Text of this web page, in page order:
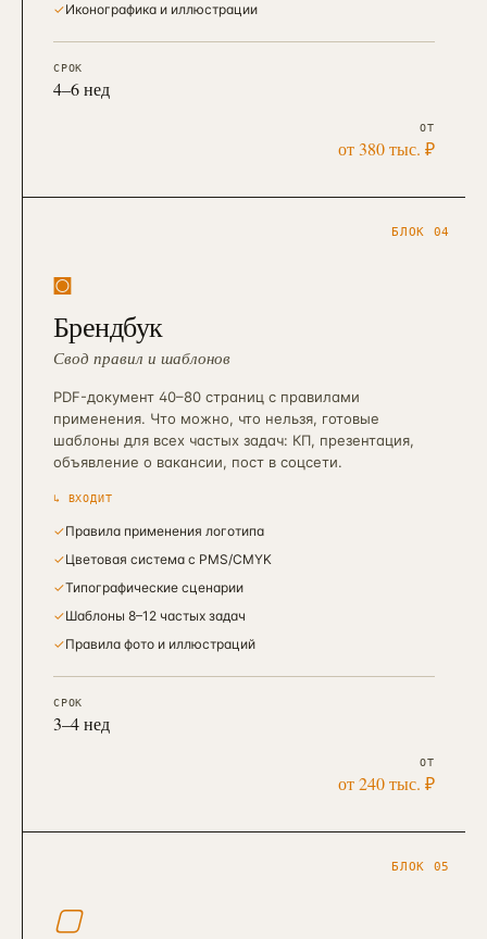
✓Иконографика и иллюстрации
СРОК
4–6 нед
ОТ
от 380 тыс. ₽
БЛОК 04
◙
Брендбук
Свод правил и шаблонов
PDF-документ 40–80 страниц с правилами
применения. Что можно, что нельзя, готовые
шаблоны для всех частых задач: КП, презентация,
объявление о вакансии, пост в соцсети.
↳ ВХОДИТ
✓Правила применения логотипа
✓Цветовая система с PMS/CMYK
✓Типографические сценарии
✓Шаблоны 8–12 частых задач
✓Правила фото и иллюстраций
СРОК
3–4 нед
ОТ
от 240 тыс. ₽
БЛОК 05
▢